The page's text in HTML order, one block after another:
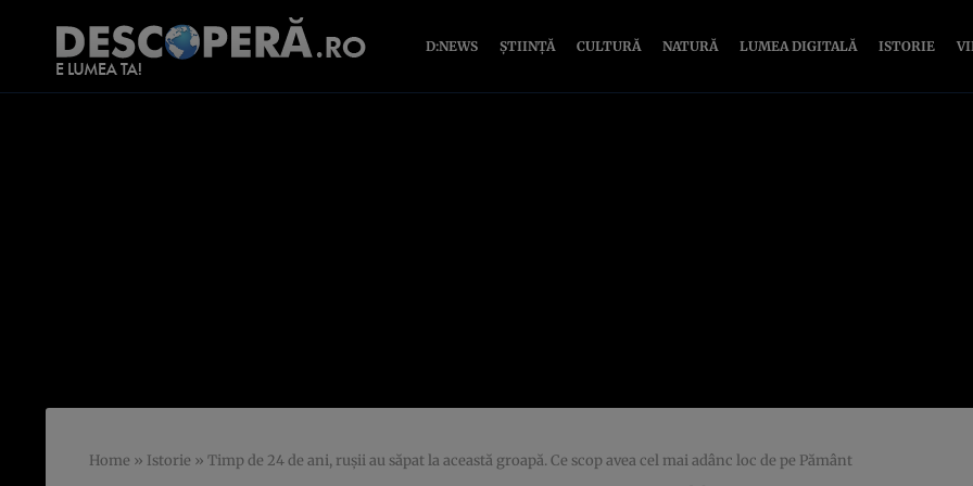
D:NEWS ȘTIINȚĂ CULTURĂ NATURĂ LUMEA DIGITALĂ ISTORIE
Home » Istorie » Timp de 24 de ani, ruşii au săpat la această groapă. Ce scop avea cel mai adânc loc de pe Pământ